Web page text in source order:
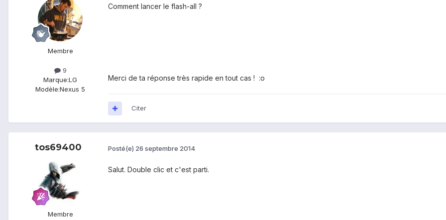
Membre
9
Marque:LG
Modèle:Nexus 5
Comment lancer le flash-all ?
Merci de ta réponse très rapide en tout cas ! :o
Citer
tos69400
Membre
Posté(e) 26 septembre 2014
Salut. Double clic et c'est parti.